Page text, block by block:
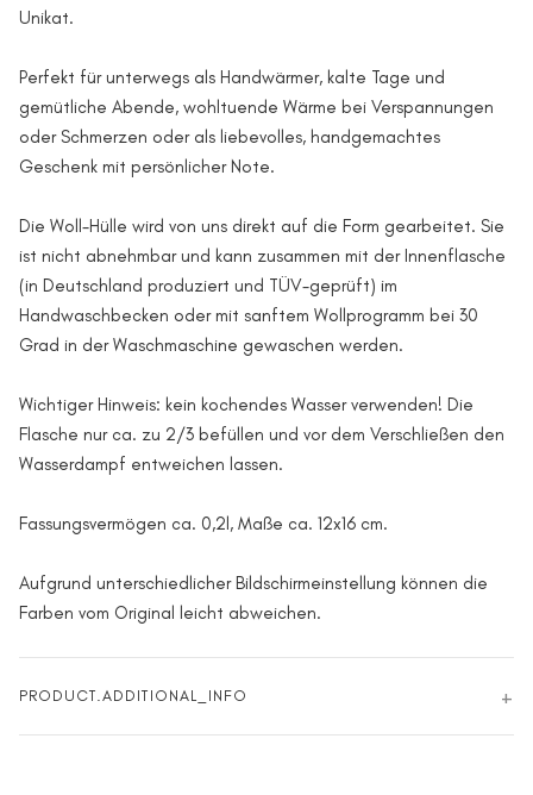
Unikat.
Perfekt für unterwegs als Handwärmer, kalte Tage und
gemütliche Abende, wohltuende Wärme bei Verspannungen
oder Schmerzen oder als liebevolles, handgemachtes
Geschenk mit persönlicher Note.
Die Woll-Hülle wird von uns direkt auf die Form gearbeitet. Sie
ist nicht abnehmbar und kann zusammen mit der Innenflasche
(in Deutschland produziert und TÜV-geprüft) im
Handwaschbecken oder mit sanftem Wollprogramm bei 30
Grad in der Waschmaschine gewaschen werden.
Wichtiger Hinweis: kein kochendes Wasser verwenden! Die
Flasche nur ca. zu 2/3 befüllen und vor dem Verschließen den
Wasserdampf entweichen lassen.
Fassungsvermögen ca. 0,2l, Maße ca. 12x16 cm.
Aufgrund unterschiedlicher Bildschirmeinstellung können die
Farben vom Original leicht abweichen.
PRODUCT.ADDITIONAL_INFO